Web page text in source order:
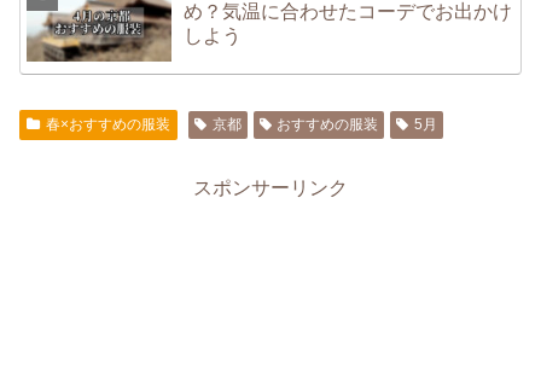
め？気温に合わせたコーデでお出かけ
しよう
春×おすすめの服装 京都 おすすめの服装 5月
スポンサーリンク